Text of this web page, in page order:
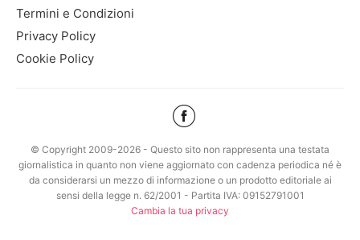
Termini e Condizioni
Privacy Policy
Cookie Policy
© Copyright 2009-2026 - Questo sito non rappresenta una testata
giornalistica in quanto non viene aggiornato con cadenza periodica né è
da considerarsi un mezzo di informazione o un prodotto editoriale ai
sensi della legge n. 62/2001 - Partita IVA: 09152791001
Cambia la tua privacy